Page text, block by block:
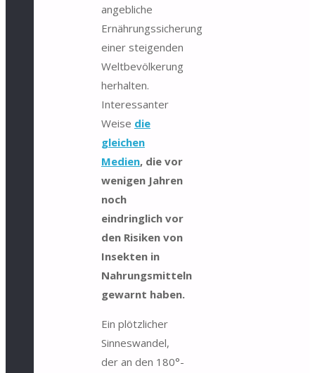
angebliche
Ernährungssicherung
einer steigenden
Weltbevölkerung
herhalten.
Interessanter
Weise die
gleichen
Medien, die vor
wenigen Jahren
noch
eindringlich vor
den Risiken von
Insekten in
Nahrungsmitteln
gewarnt haben.
Ein plötzlicher
Sinneswandel,
der an den 180°-